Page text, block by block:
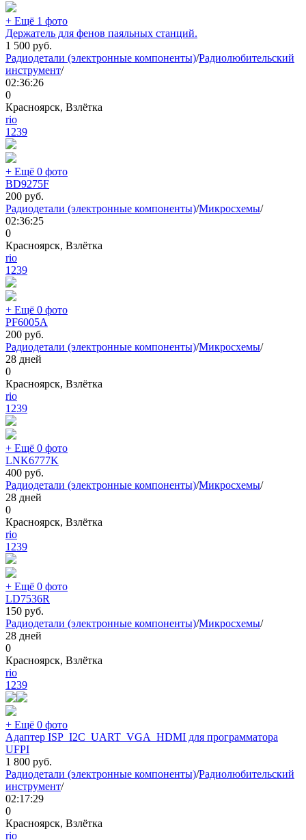
+ Ещё 1 фото
Держатель для фенов паяльных станций.
1 500 руб.
Радиодетали (электронные компоненты)/Радиолюбительский
инструмент/
02:36:26
0
Красноярск, Взлётка
rio
1239
+ Ещё 0 фото
BD9275F
200 руб.
Радиодетали (электронные компоненты)/Микросхемы/
02:36:25
0
Красноярск, Взлётка
rio
1239
+ Ещё 0 фото
PF6005A
200 руб.
Радиодетали (электронные компоненты)/Микросхемы/
28 дней
0
Красноярск, Взлётка
rio
1239
+ Ещё 0 фото
LNK6777K
400 руб.
Радиодетали (электронные компоненты)/Микросхемы/
28 дней
0
Красноярск, Взлётка
rio
1239
+ Ещё 0 фото
LD7536R
150 руб.
Радиодетали (электронные компоненты)/Микросхемы/
28 дней
0
Красноярск, Взлётка
rio
1239
+ Ещё 0 фото
Адаптер ISP_I2C_UART_VGA_HDMI для программатора
UFPI
1 800 руб.
Радиодетали (электронные компоненты)/Радиолюбительский
инструмент/
02:17:29
0
Красноярск, Взлётка
rio